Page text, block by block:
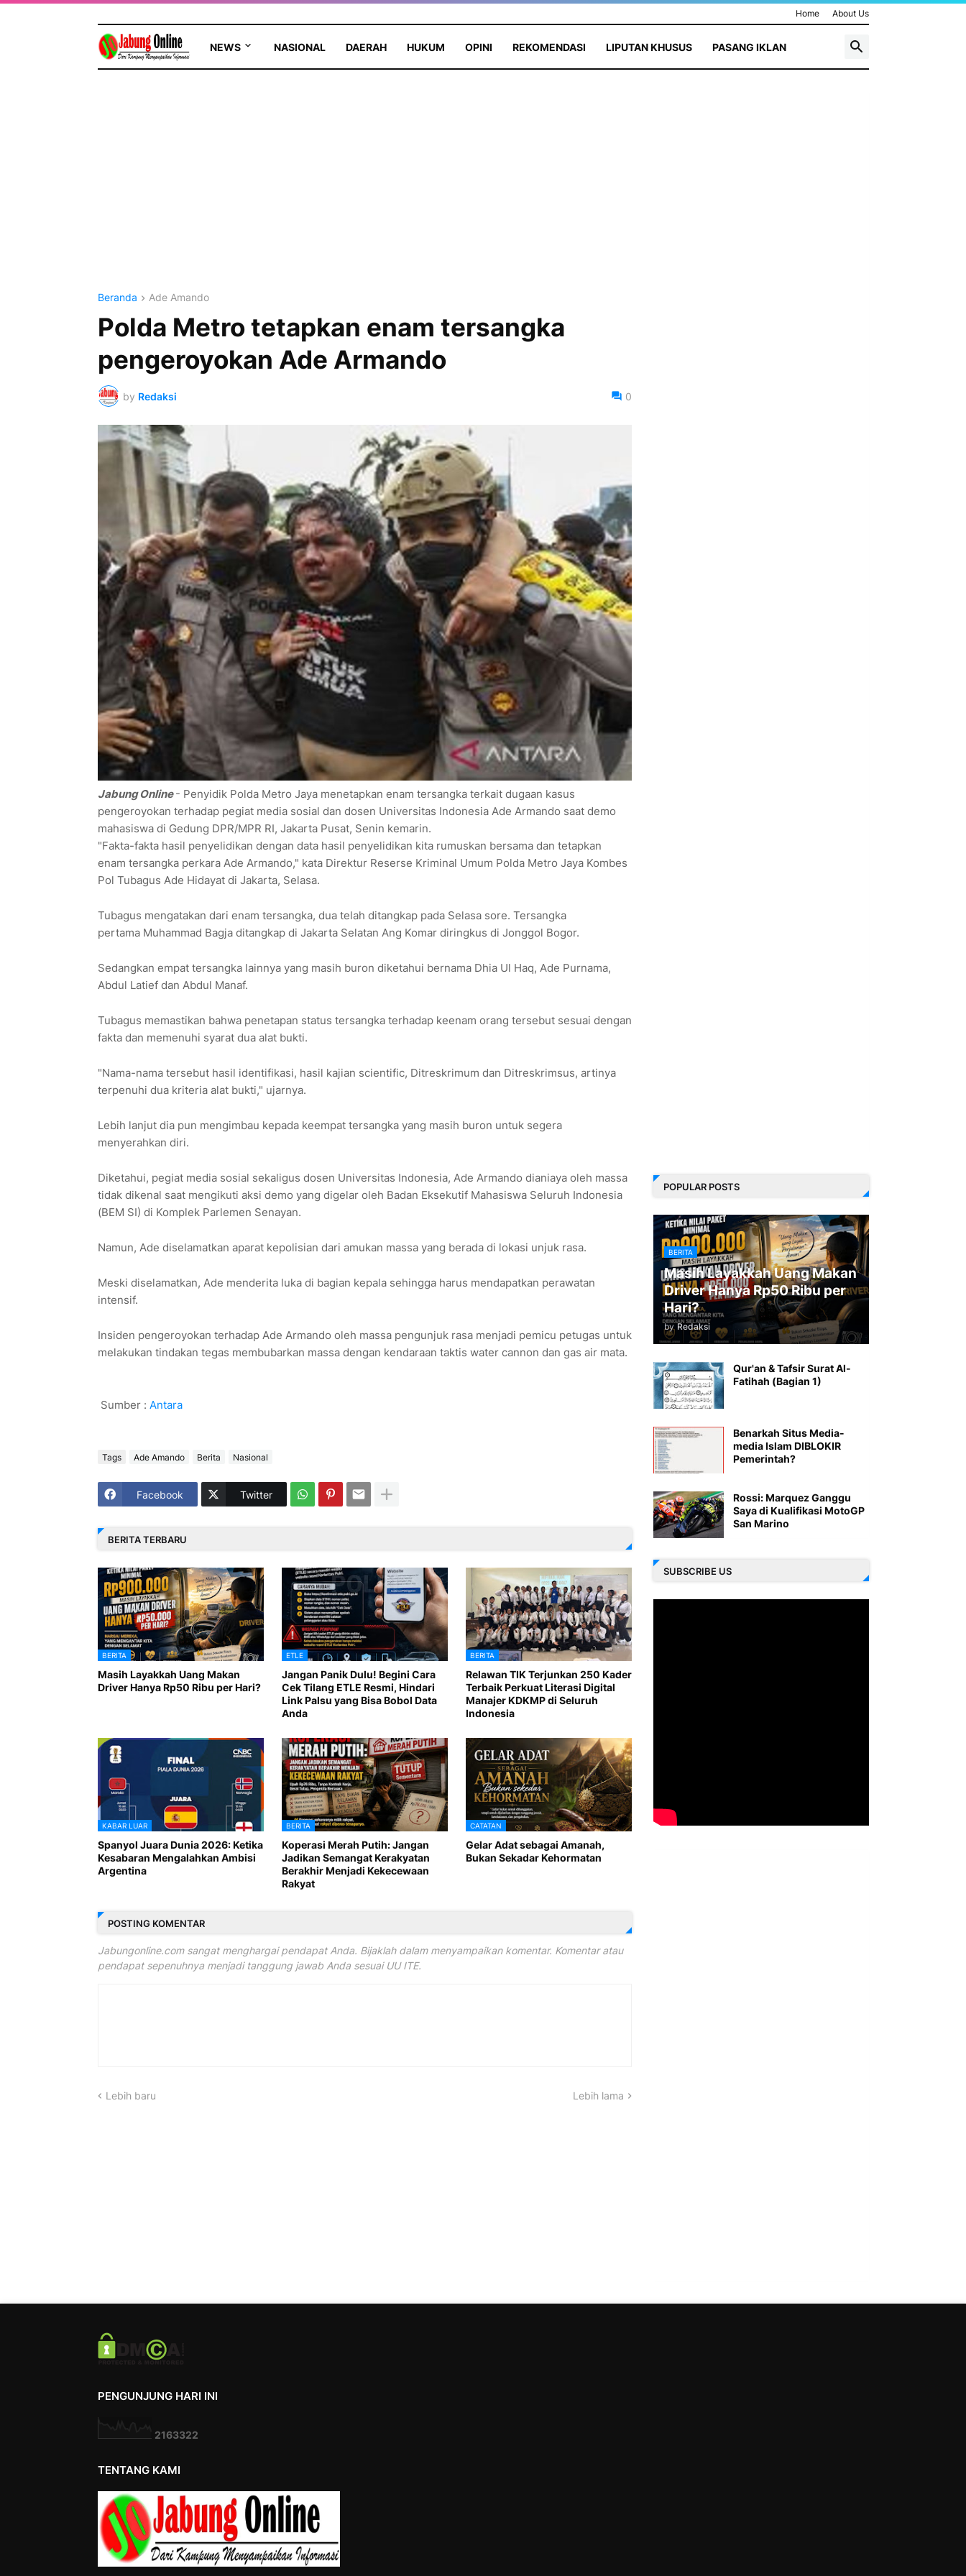
Home About Us
NEWS NASIONAL DAERAH HUKUM OPINI REKOMENDASI LIPUTAN KHUSUS PASANG IKLAN
Beranda Ade Amando
Polda Metro tetapkan enam tersangka
pengeroyokan Ade Armando
by Redaksi 0
Jabung Online- Penyidik Polda Metro Jaya menetapkan enam tersangka terkait dugaan kasus
pengeroyokan terhadap pegiat media sosial dan dosen Universitas Indonesia Ade Armando saat demo
mahasiswa di Gedung DPR/MPR RI, Jakarta Pusat, Senin kemarin.
"Fakta-fakta hasil penyelidikan dengan data hasil penyelidikan kita rumuskan bersama dan tetapkan
enam tersangka perkara Ade Armando," kata Direktur Reserse Kriminal Umum Polda Metro Jaya Kombes
Pol Tubagus Ade Hidayat di Jakarta, Selasa.
Tubagus mengatakan dari enam tersangka, dua telah ditangkap pada Selasa sore. Tersangka
pertama Muhammad Bagja ditangkap di Jakarta Selatan Ang Komar diringkus di Jonggol Bogor.
Sedangkan empat tersangka lainnya yang masih buron diketahui bernama Dhia Ul Haq, Ade Purnama,
Abdul Latief dan Abdul Manaf.
Tubagus memastikan bahwa penetapan status tersangka terhadap keenam orang tersebut sesuai dengan
fakta dan memenuhi syarat dua alat bukti.
"Nama-nama tersebut hasil identifikasi, hasil kajian scientific, Ditreskrimum dan Ditreskrimsus, artinya
terpenuhi dua kriteria alat bukti," ujarnya.
Lebih lanjut dia pun mengimbau kepada keempat tersangka yang masih buron untuk segera
menyerahkan diri.
Diketahui, pegiat media sosial sekaligus dosen Universitas Indonesia, Ade Armando dianiaya oleh massa
tidak dikenal saat mengikuti aksi demo yang digelar oleh Badan Eksekutif Mahasiswa Seluruh Indonesia
(BEM SI) di Komplek Parlemen Senayan.
Namun, Ade diselamatkan aparat kepolisian dari amukan massa yang berada di lokasi unjuk rasa.
Meski diselamatkan, Ade menderita luka di bagian kepala sehingga harus mendapatkan perawatan
intensif.
Insiden pengeroyokan terhadap Ade Armando oleh massa pengunjuk rasa menjadi pemicu petugas untuk
melakukan tindakan tegas membubarkan massa dengan kendaraan taktis water cannon dan gas air mata.
Sumber : Antara
Tags Ade Amando Berita Nasional
Facebook Twitter
BERITA TERBARU
BERITA
Masih Layakkah Uang Makan
Driver Hanya Rp50 Ribu per Hari?
ETLE
Jangan Panik Dulu! Begini Cara
Cek Tilang ETLE Resmi, Hindari
Link Palsu yang Bisa Bobol Data
Anda
BERITA
Relawan TIK Terjunkan 250 Kader
Terbaik Perkuat Literasi Digital
Manajer KDKMP di Seluruh
Indonesia
KABAR LUAR
Spanyol Juara Dunia 2026: Ketika
Kesabaran Mengalahkan Ambisi
Argentina
BERITA
Koperasi Merah Putih: Jangan
Jadikan Semangat Kerakyatan
Berakhir Menjadi Kekecewaan
Rakyat
CATATAN
Gelar Adat sebagai Amanah,
Bukan Sekadar Kehormatan
POSTING KOMENTAR
Jabungonline.com sangat menghargai pendapat Anda. Bijaklah dalam menyampaikan komentar. Komentar atau
pendapat sepenuhnya menjadi tanggung jawab Anda sesuai UU ITE.
Lebih baru Lebih lama
POPULAR POSTS
BERITA
Masih Layakkah Uang Makan
Driver Hanya Rp50 Ribu per
Hari?
by Redaksi
Qur'an & Tafsir Surat Al-
Fatihah (Bagian 1)
Benarkah Situs Media-
media Islam DIBLOKIR
Pemerintah?
Rossi: Marquez Ganggu
Saya di Kualifikasi MotoGP
San Marino
SUBSCRIBE US
PENGUNJUNG HARI INI
2163322
TENTANG KAMI